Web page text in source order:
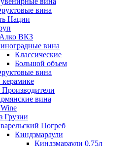
вина
Нации
ВКЗ
вина
Классические
Большой объем
вина
Производители
вина
Грузии
Погреб
Киндзмараули
Киндзмараули 0,75л